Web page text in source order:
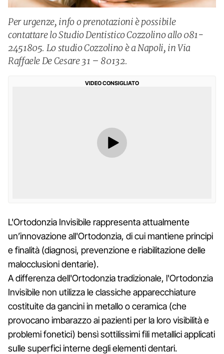
Per urgenze, info o prenotazioni è possibile
contattare lo Studio Dentistico Cozzolino allo 081-
2451805. Lo studio Cozzolino è a Napoli, in Via
Raffaele De Cesare 31 – 80132.
VIDEO CONSIGLIATO
L'Ortodonzia Invisibile rappresenta attualmente
un’innovazione all'Ortodonzia, di cui mantiene principi
e finalità (diagnosi, prevenzione e riabilitazione delle
malocclusioni dentarie).
A differenza dell'Ortodonzia tradizionale, l'Ortodonzia
Invisibile non utilizza le classiche apparecchiature
costituite da gancini in metallo o ceramica (che
provocano imbarazzo ai pazienti per la loro visibilità e
problemi fonetici) bensì sottilissimi fili metallici applicati
sulle superfici interne degli elementi dentari.